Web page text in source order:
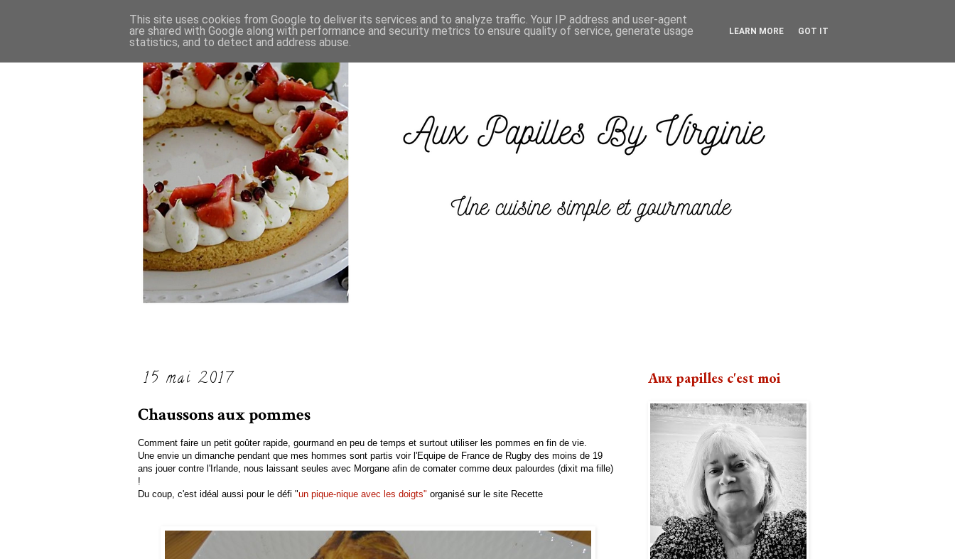
15 mai 2017
Chaussons aux pommes
Comment faire un petit goûter rapide, gourmand en peu de temps et surtout utiliser les pommes en fin de vie.
Une envie un dimanche pendant que mes hommes sont partis voir l'Equipe de France de Rugby des moins de 19
ans jouer contre l'Irlande, nous laissant seules avec Morgane afin de comater comme deux palourdes (dixit ma fille)
!
Du coup, c'est idéal aussi pour le défi "un pique-nique avec les doigts" organisé sur le site Recette
Aux papilles c'est moi
This site uses cookies from Google to deliver its services and to analyze traffic. Your IP address and user-agent
are shared with Google along with performance and security metrics to ensure quality of service, generate usage
statistics, and to detect and address abuse.
LEARN MORE GOT IT